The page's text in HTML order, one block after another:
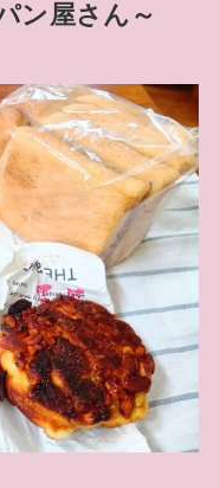
ン屋さん～